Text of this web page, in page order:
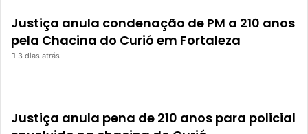
Justiça anula condenação de PM a 210 anos
pela Chacina do Curió em Fortaleza
3 dias atrás
Justiça anula pena de 210 anos para policial